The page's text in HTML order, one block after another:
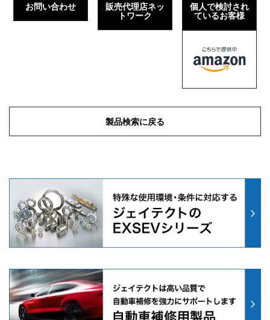
お問い合わせ 販売代理店ネッ
トワーク
個人で検討され
ているお客様
製品検索に戻る